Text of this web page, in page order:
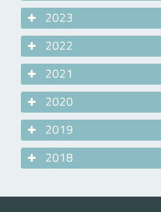
2023
2022
2021
2020
2019
2018